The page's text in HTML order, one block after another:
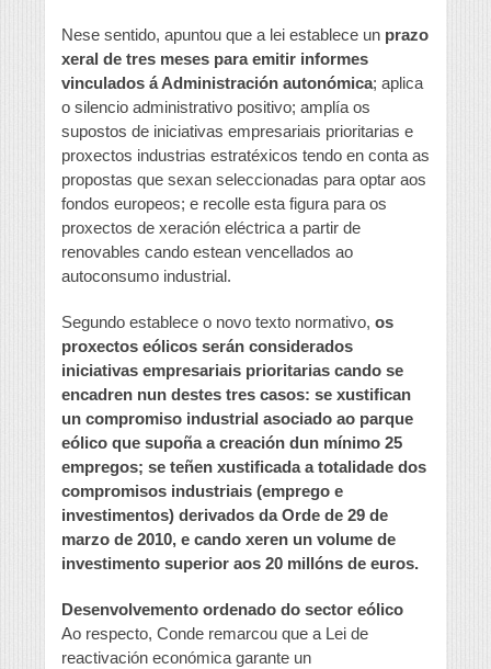
Nese sentido, apuntou que a lei establece un prazo
xeral de tres meses para emitir informes
vinculados á Administración autonómica; aplica
o silencio administrativo positivo; amplía os
supostos de iniciativas empresariais prioritarias e
proxectos industrias estratéxicos tendo en conta as
propostas que sexan seleccionadas para optar aos
fondos europeos; e recolle esta figura para os
proxectos de xeración eléctrica a partir de
renovables cando estean vencellados ao
autoconsumo industrial.
Segundo establece o novo texto normativo, os
proxectos eólicos serán considerados
iniciativas empresariais prioritarias cando se
encadren nun destes tres casos: se xustifican
un compromiso industrial asociado ao parque
eólico que supoña a creación dun mínimo 25
empregos; se teñen xustificada a totalidade dos
compromisos industriais (emprego e
investimentos) derivados da Orde de 29 de
marzo de 2010, e cando xeren un volume de
investimento superior aos 20 millóns de euros.
Desenvolvemento ordenado do sector eólico
Ao respecto, Conde remarcou que a Lei de
reactivación económica garante un